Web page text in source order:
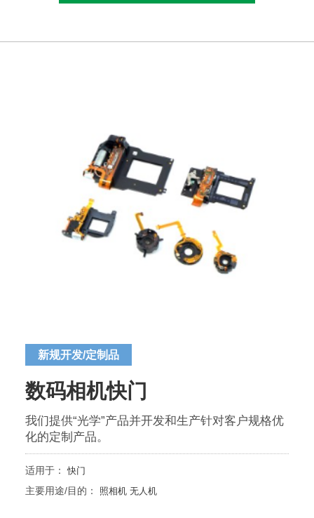
新规开发/定制品
数码相机快门
我们提供“光学”产品并开发和生产针对客户规格优
化的定制产品。
适用于：快门
主要用途/目的： 照相机 无人机